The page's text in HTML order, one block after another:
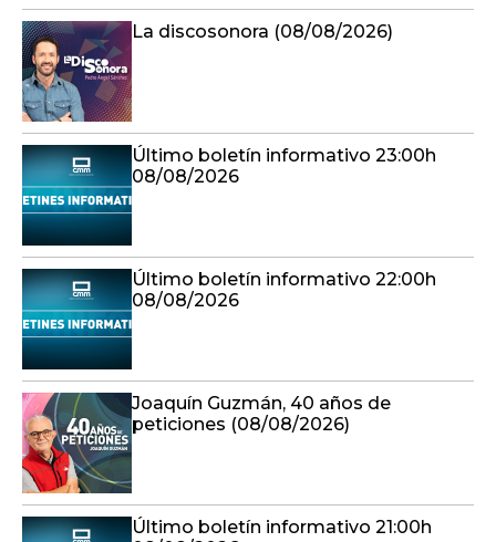
La discosonora (08/08/2026)
Último boletín informativo 23:00h
08/08/2026
Último boletín informativo 22:00h
08/08/2026
Joaquín Guzmán, 40 años de
peticiones (08/08/2026)
Último boletín informativo 21:00h